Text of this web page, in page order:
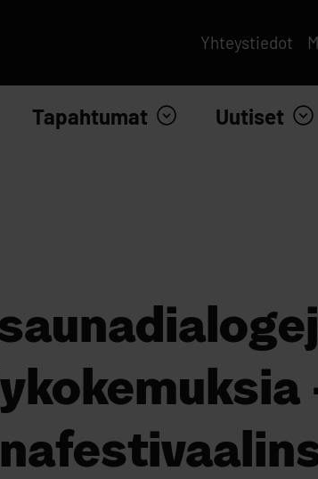
Yhteystiedot
Tapahtumat Uutiset